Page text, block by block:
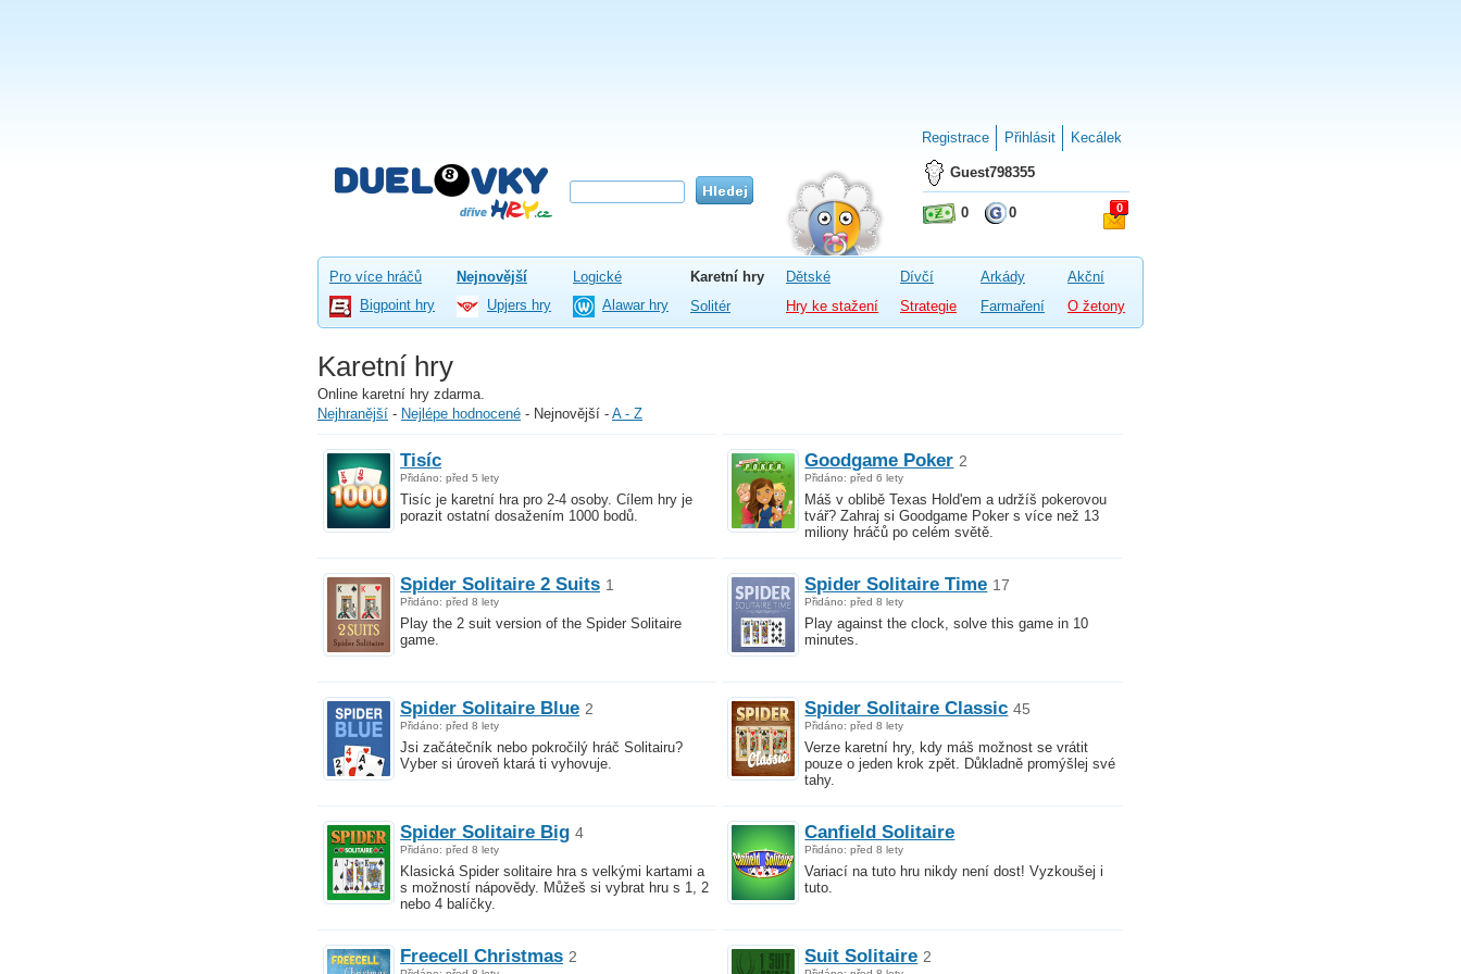
Registrace Přihlásit Kecálek
Guest798355
0 0 0
Pro více hráčů Nejnovější Logické Karetní hry Dětské Dívčí Arkády
Akční
Bigpoint hry
Upjers hry Alawar hry Solitér Hry ke stažení Strategie Farmaření O žetony
Karetní hry
Online karetní hry zdarma.
Nejhranější - Nejlépe hodnocené - Nejnovější - A - Z
Tisíc
Přidáno: před 5 lety
Tisíc je karetní hra pro 2-4 osoby. Cílem hry je
porazit ostatní dosažením 1000 bodů.
Goodgame Poker 2
Přidáno: před 6 lety
Máš v oblibě Texas Hold'em a udržíš pokerovou
tvář? Zahraj si Goodgame Poker s více než 13
miliony hráčů po celém světě.
Spider Solitaire 2 Suits 1
Přidáno: před 8 lety
Play the 2 suit version of the Spider Solitaire
game.
Spider Solitaire Time 17
Přidáno: před 8 lety
Play against the clock, solve this game in 10
minutes.
Spider Solitaire Blue 2
Přidáno: před 8 lety
Jsi začátečník nebo pokročilý hráč Solitairu?
Vyber si úroveň ktará ti vyhovuje.
Spider Solitaire Classic 45
Přidáno: před 8 lety
Verze karetní hry, kdy máš možnost se vrátit
pouze o jeden krok zpět. Důkladně promýšlej své
tahy.
Spider Solitaire Big 4
Přidáno: před 8 lety
Klasická Spider solitaire hra s velkými kartami a
s možností nápovědy. Můžeš si vybrat hru s 1, 2
nebo 4 balíčky.
Canfield Solitaire
Přidáno: před 8 lety
Variací na tuto hru nikdy není dost! Vyzkoušej i
tuto.
Freecell Christmas 2 Suit Solitaire 2